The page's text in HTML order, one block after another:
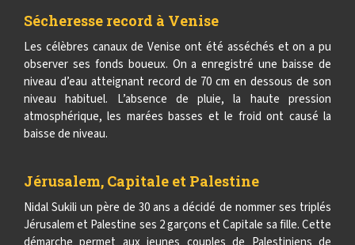
Sécheresse record à Venise
Les célèbres canaux de Venise ont été asséchés et on a pu
observer ses fonds boueux. On a enregistré une baisse de
niveau d’eau atteignant record de 70 cm en dessous de son
niveau habituel. L’absence de pluie, la haute pression
atmosphérique, les marées basses et le froid ont causé la
baisse de niveau.
Jérusalem, Capitale et Palestine
Nidal Sukili un père de 30 ans a décidé de nommer ses triplés
Jérusalem et Palestine ses 2 garçons et Capitale sa fille. Cette